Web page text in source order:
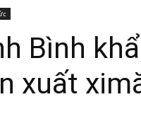
Bình
xuất